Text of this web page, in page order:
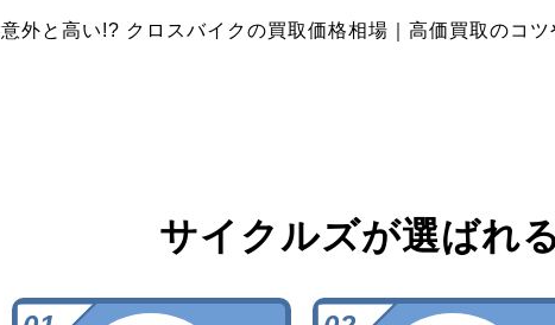
意外と高い!? クロスバイクの買取価格相場｜高価買取のコ
サイクルズが選ばれ